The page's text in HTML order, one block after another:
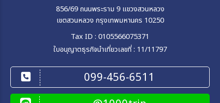
856/69 ถนนพระราม 9 แขวงสวนหลวง
เขตสวนหลวง กรุงเทพมหานคร 10250
Tax ID : 0105566075371
ใบอนุญาตธุรกิจนำเที่ยวเลขที่ : 11/11797
099-456-6511